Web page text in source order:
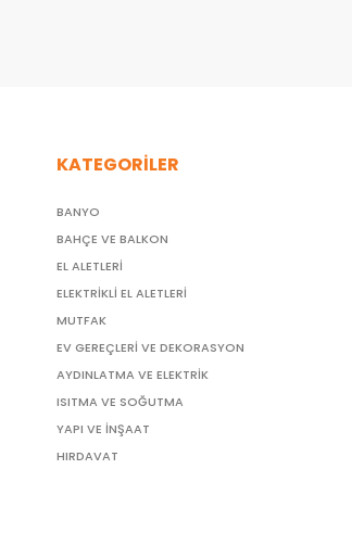
KATEGORİLER
BANYO
BAHÇE VE BALKON
EL ALETLERİ
ELEKTRİKLİ EL ALETLERİ
MUTFAK
EV GEREÇLERİ VE DEKORASYON
AYDINLATMA VE ELEKTRİK
ISITMA VE SOĞUTMA
YAPI VE İNŞAAT
HIRDAVAT